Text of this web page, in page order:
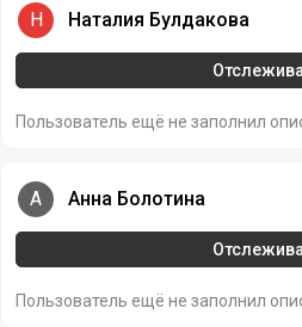
Наталия Булдакова
Н Наталия Булдакова
Пользователь ещё не заполнил
Анна Болотина
А Анна Болотина
Пользователь ещё не заполнил